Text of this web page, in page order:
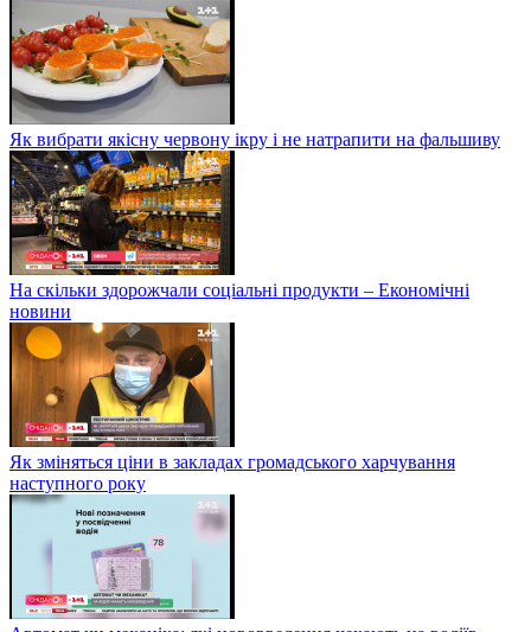
Як вибрати якісну червону ікру і не натрапити на фальшиву
На скільки здорожчали соціальні продукти – Економічні
новини
Як зміняться ціни в закладах громадського харчування
наступного року